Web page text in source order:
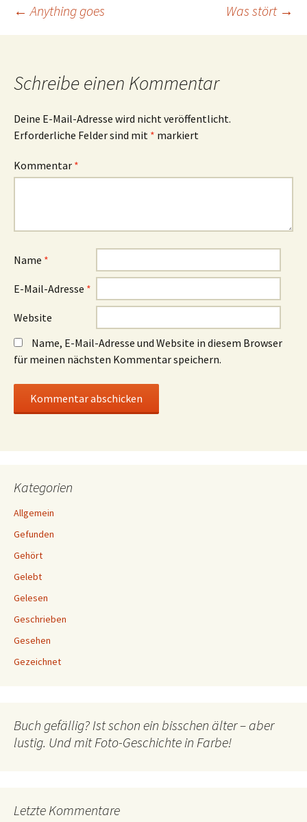
Beitrags-
← Anything goes Was stört →
Schreibe einen Kommentar
Deine E-Mail-Adresse wird nicht veröffentlicht.
Erforderliche Felder sind mit * markiert
Kommentar *
Name *
E-Mail-Adresse *
Website
Name, E-Mail-Adresse und Website in diesem Browser
für meinen nächsten Kommentar speichern.
Kategorien
Allgemein
Gefunden
Gehört
Gelebt
Gelesen
Geschrieben
Gesehen
Gezeichnet
Buch gefällig? Ist schon ein bisschen älter – aber
lustig. Und mit Foto-Geschichte in Farbe!
Letzte Kommentare